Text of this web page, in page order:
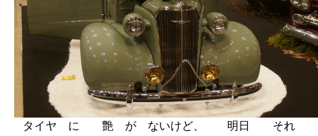
タイヤ に 艶 が ないけど、 明日 それ